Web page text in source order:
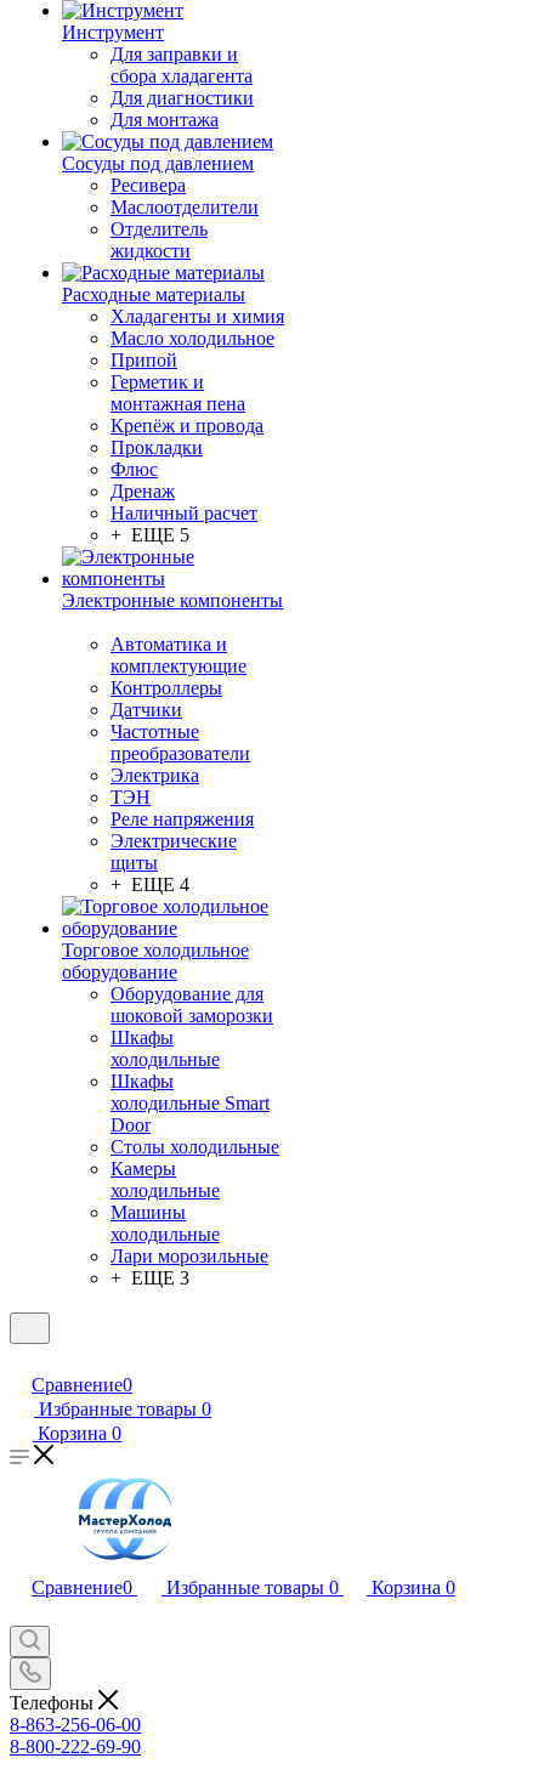
Инструмент
Для заправки и
сбора хладагента
Для диагностики
Для монтажа
Сосуды под давлением
Ресивера
Маслоотделители
Отделитель
жидкости
Расходные материалы
Хладагенты и химия
Масло холодильное
Припой
Герметик и
монтажная пена
Крепёж и провода
Прокладки
Флюс
Дренаж
Наличный расчет
+ ЕЩЕ 5
Электронные компоненты
Автоматика и
комплектующие
Контроллеры
Датчики
Частотные
преобразователи
Электрика
ТЭН
Реле напряжения
Электрические
щиты
+ ЕЩЕ 4
Торговое холодильное
оборудование
Оборудование для
шоковой заморозки
Шкафы
холодильные
Шкафы
холодильные Smart
Door
Столы холодильные
Камеры
холодильные
Машины
холодильные
Лари морозильные
+ ЕЩЕ 3
Сравнение0
Избранные товары 0
Корзина 0
Сравнение0 Избранные товары 0 Корзина 0
Телефоны
8-863-256-06-00
8-800-222-69-90